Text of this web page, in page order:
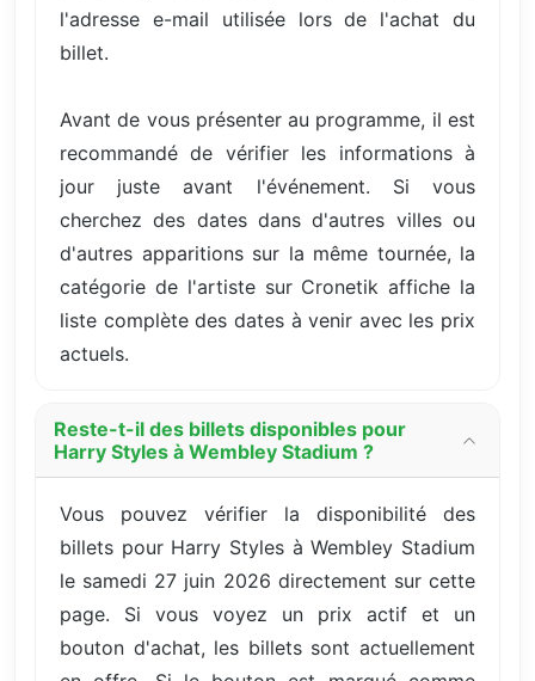
l'adresse e-mail utilisée lors de l'achat du
billet.
Avant de vous présenter au programme, il est
recommandé de vérifier les informations à
jour juste avant l'événement. Si vous
cherchez des dates dans d'autres villes ou
d'autres apparitions sur la même tournée, la
catégorie de l'artiste sur Cronetik affiche la
liste complète des dates à venir avec les prix
actuels.
Reste-t-il des billets disponibles pour
Harry Styles à Wembley Stadium ?
Vous pouvez vérifier la disponibilité des
billets pour Harry Styles à Wembley Stadium
le samedi 27 juin 2026 directement sur cette
page. Si vous voyez un prix actif et un
bouton d'achat, les billets sont actuellement